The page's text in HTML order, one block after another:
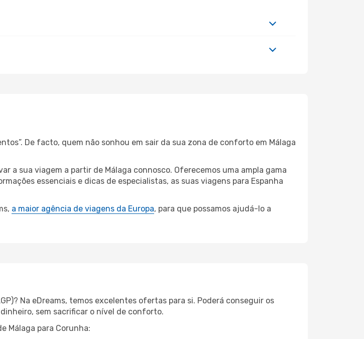
De facto, quem não sonhou em sair da sua zona de conforto em Málaga
a sua viagem a partir de Málaga connosco. Oferecemos uma ampla gama
essenciais e dicas de especialistas, as suas viagens para Espanha
a maior agência de viagens da Europa, para que possamos ajudá-lo a
Na eDreams, temos excelentes ofertas para si. Poderá conseguir os
sem sacrificar o nível de conforto.
Málaga para Corunha: